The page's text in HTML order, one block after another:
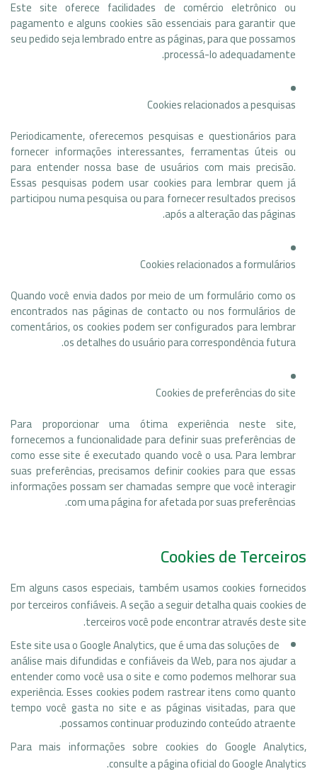
Este site oferece facilidades de comércio eletrônico ou
pagamento e alguns cookies são essenciais para garantir que
seu pedido seja lembrado entre as páginas, para que possamos
processá-lo adequadamente.
Cookies relacionados a pesquisas
Periodicamente, oferecemos pesquisas e questionários para
fornecer informações interessantes, ferramentas úteis ou
para entender nossa base de usuários com mais precisão.
Essas pesquisas podem usar cookies para lembrar quem já
participou numa pesquisa ou para fornecer resultados precisos
após a alteração das páginas.
Cookies relacionados a formulários
Quando você envia dados por meio de um formulário como os
encontrados nas páginas de contacto ou nos formulários de
comentários, os cookies podem ser configurados para lembrar
os detalhes do usuário para correspondência futura.
Cookies de preferências do site
Para proporcionar uma ótima experiência neste site,
fornecemos a funcionalidade para definir suas preferências de
como esse site é executado quando você o usa. Para lembrar
suas preferências, precisamos definir cookies para que essas
informações possam ser chamadas sempre que você interagir
com uma página for afetada por suas preferências.
Cookies de Terceiros
Em alguns casos especiais, também usamos cookies fornecidos
por terceiros confiáveis. A seção a seguir detalha quais cookies de
terceiros você pode encontrar através deste site.
Este site usa o Google Analytics, que é uma das soluções de
análise mais difundidas e confiáveis ​​da Web, para nos ajudar a
entender como você usa o site e como podemos melhorar sua
experiência. Esses cookies podem rastrear itens como quanto
tempo você gasta no site e as páginas visitadas, para que
possamos continuar produzindo conteúdo atraente.
Para mais informações sobre cookies do Google Analytics,
consulte a página oficial do Google Analytics.